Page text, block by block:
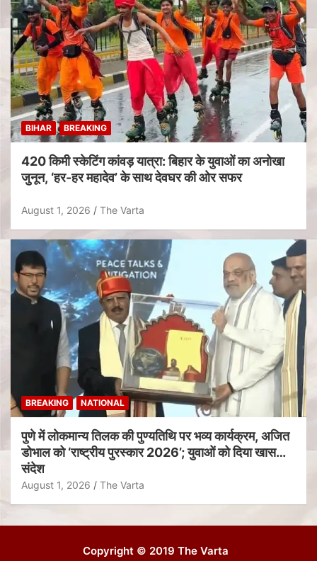
BIHAR BREAKING
420 किमी स्केटिंग कांवड़ यात्रा: बिहार के युवाओं का अनोखा
जुनून, ‘हर-हर महादेव’ के साथ देवघर की ओर सफर
August 1, 2026 The Varta
BREAKING NATIONAL
पुणे में लोकमान्य तिलक की पुण्यतिथि पर भव्य कार्यक्रम, अजित
डोभाल को ‘राष्ट्रीय पुरस्कार 2026’; युवाओं को दिया खास
संदेश
August 1, 2026 The Varta
Copyright © 2019 The Varta